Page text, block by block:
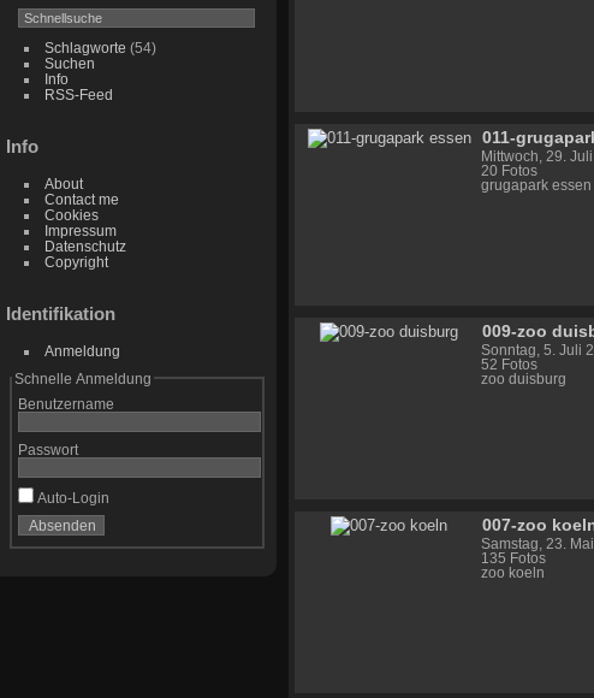
Schlagworte (54)
Suchen
Info
RSS-Feed
Info
About
Contact me
Cookies
Impressum
Datenschutz
Copyright
Identifikation
Anmeldung
Schnelle Anmeldung
Benutzername
Passwort
Auto-Login
011-
Mittwoch, 29.
20 Fotos
grugapark essen
009-zoo
Sonntag, 5. Juli
52 Fotos
zoo duisburg
007-zoo
Samstag, 23.
135 Fotos
zoo koeln